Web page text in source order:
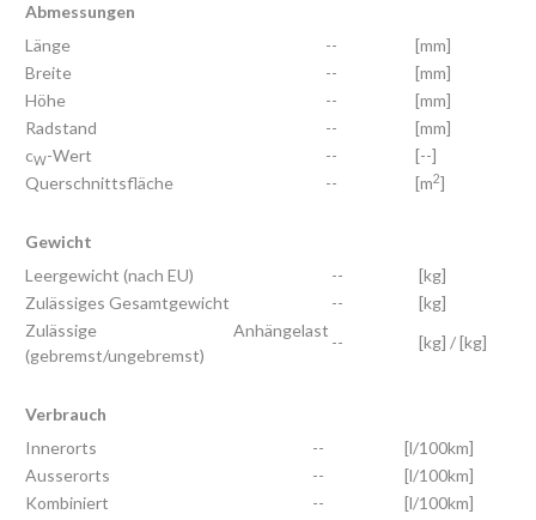
Abmessungen
Länge
--
[mm]
Breite
--
[mm]
Höhe
--
[mm]
Radstand
--
[mm]
cW-Wert --
[--]
Querschnittsfläche
-- [m2]
Gewicht
Leergewicht (nach EU)
--
[kg]
Zulässiges Gesamtgewicht
--
[kg]
Zulässige Anhängelast
(gebremst/ungebremst)
-- [kg] / [kg]
Verbrauch
Innerorts
--
[l/100km]
Ausserorts
--
[l/100km]
Kombiniert
-- [l/100km]